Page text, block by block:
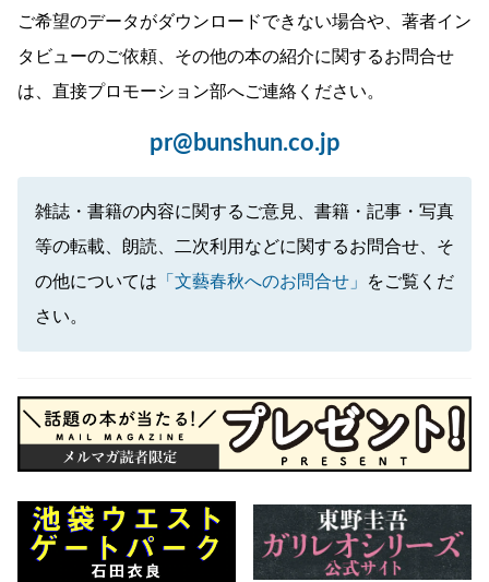
ご希望のデータがダウンロードできない場合や、著者イン
タビューのご依頼、その他の本の紹介に関するお問合せ
は、直接プロモーション部へご連絡ください。
pr@bunshun.co.jp
雑誌・書籍の内容に関するご意見、書籍・記事・写真
等の転載、朗読、二次利用などに関するお問合せ、そ
の他については 「文藝春秋へのお問合せ」
をご覧くだ
さい。